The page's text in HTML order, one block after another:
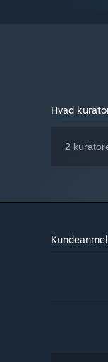
LYDKORT:
Fra den 1.
Hvad
2